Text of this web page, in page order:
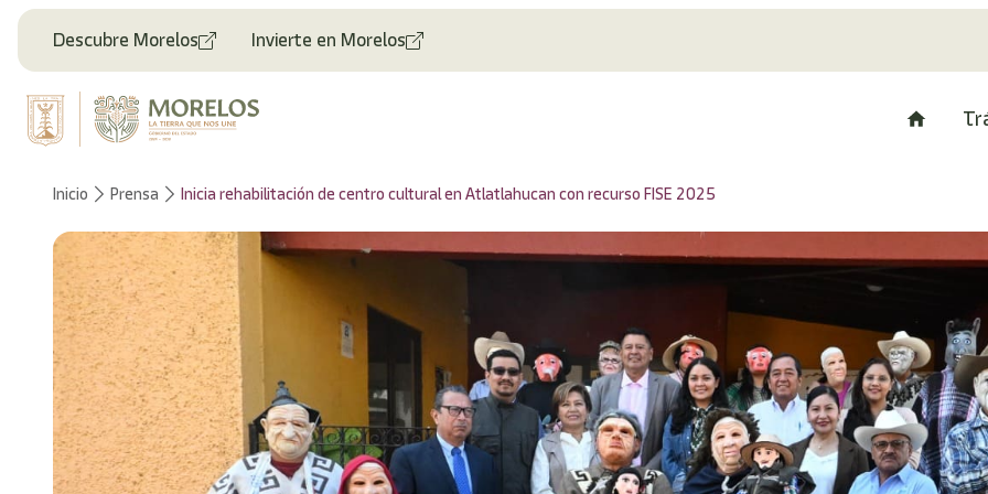
Bienvenido
pantalla
Accesibilidad
pantalla
Accesibilidad,
presione
Descubre Morelos Invierte en Morelos
Inicio Prensa Inicia rehabilitación de centro cultural en Atlatlahucan con recurso FISE 2025